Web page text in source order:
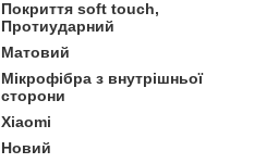
Покриття soft touch,
Протиударний
Матовий
Мікрофібра з внутрішньої
сторони
Xiaomi
Новий